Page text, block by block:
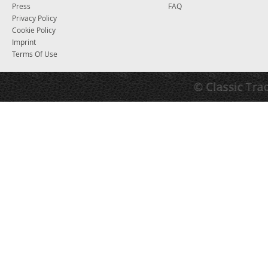
Press
Privacy Policy
Cookie Policy
Imprint
Terms Of Use
FAQ